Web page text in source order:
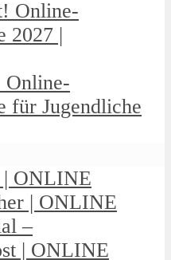
Online-
2027 |
für Jugendliche
| ONLINE
| ONLINE
–
| ONLINE